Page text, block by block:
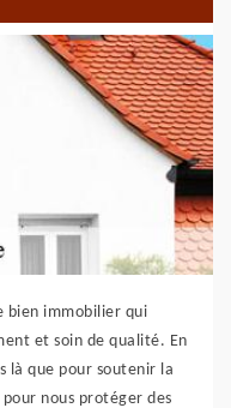
bien immobilier qui
et soin de qualité. En
là que pour soutenir la
nous protéger des